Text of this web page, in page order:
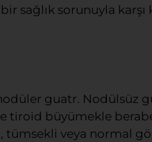
sağlık sorunuyla karşı
guatr. Nodülsüz
tiroid büyümekle
tümsekli veya normal